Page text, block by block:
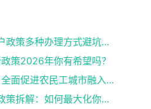
整理2026北京户口落户政策多种办理方式避坑指南
策2026年你有希望吗？
系统施策，多措并举：全面促进农民工城市融入与社会融合
北京积分落户2026年政策拆解：如何最大化你的积分？